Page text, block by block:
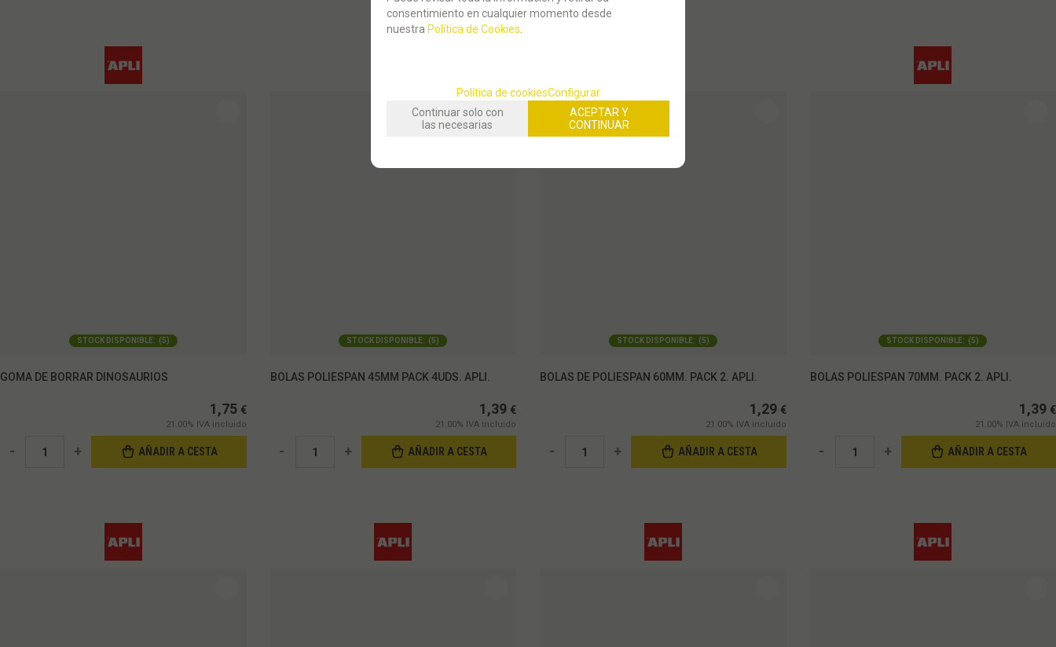
STOCK DISPONIBLE: (5)
GOMA DE BORRAR DINOSAURIOS
1,75 €
21.00% IVA incluido
- + AÑADIR A CESTA
STOCK DISPONIBLE: (5)
BOLAS POLIESPAN 45MM PACK 4UDS. APLI.
1,39 €
21.00% IVA incluido
- + AÑADIR A CESTA
STOCK DISPONIBLE: (5)
BOLAS DE POLIESPAN 60MM. PACK 2. APLI.
1,29 €
21.00% IVA incluido
- + AÑADIR A CESTA
STOCK DISPONIBLE: (5)
BOLAS POLIESPAN 70MM. PACK 2. APLI.
1,39 €
21.00% IVA incluido
- + AÑADIR A CESTA
consentimiento en cualquier momento desde
nuestra Política de Cookies
Política de cookiesConfigurar
Continuar solo con
las necesarias
ACEPTAR Y
CONTINUAR